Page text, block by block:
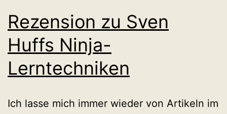
Rezension zu Sven
Huffs Ninja-
Lerntechniken
Ich lasse mich immer wieder von Artikeln im